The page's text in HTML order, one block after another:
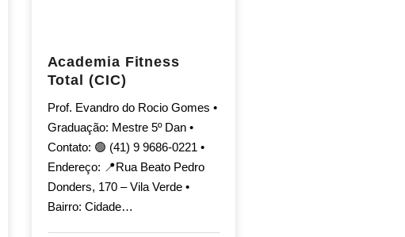
Academia Fitness
Total (CIC)
Prof. Evandro do Rocio Gomes •
Graduação: Mestre 5º Dan •
Contato: 🟢 (41) 9 9686-0221 •
Endereço: 📍Rua Beato Pedro
Donders, 170 – Vila Verde •
Bairro: Cidade…